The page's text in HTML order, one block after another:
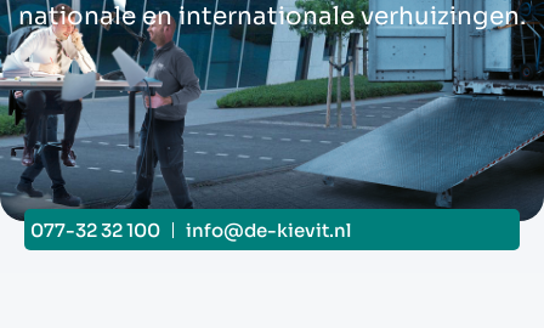
nationale en internationale verhuizingen.
077-32 32 100 info@de-kievit.nl